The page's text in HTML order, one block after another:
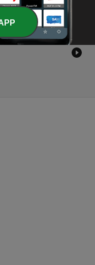
''Üniversiteye